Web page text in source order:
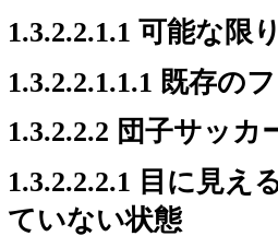
1.3.2.2.1.1 可能な限
1.3.2.2.1.1.1 既存の
1.3.2.2.2 団子サッカ
1.3.2.2.2.1 目に見え
ていない状態